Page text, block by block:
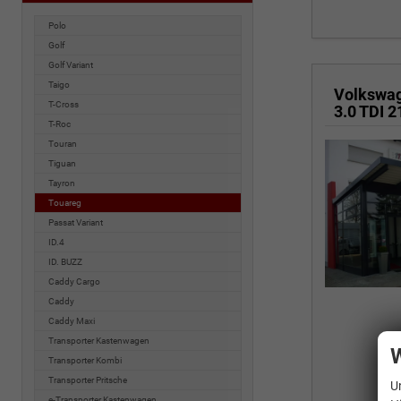
Polo
Golf
Golf Variant
Taigo
T-Cross
T-Roc
Touran
Tiguan
Tayron
Touareg
Passat Variant
ID.4
ID. BUZZ
Caddy Cargo
Caddy
Caddy Maxi
Transporter Kastenwagen
Transporter Kombi
Transporter Pritsche